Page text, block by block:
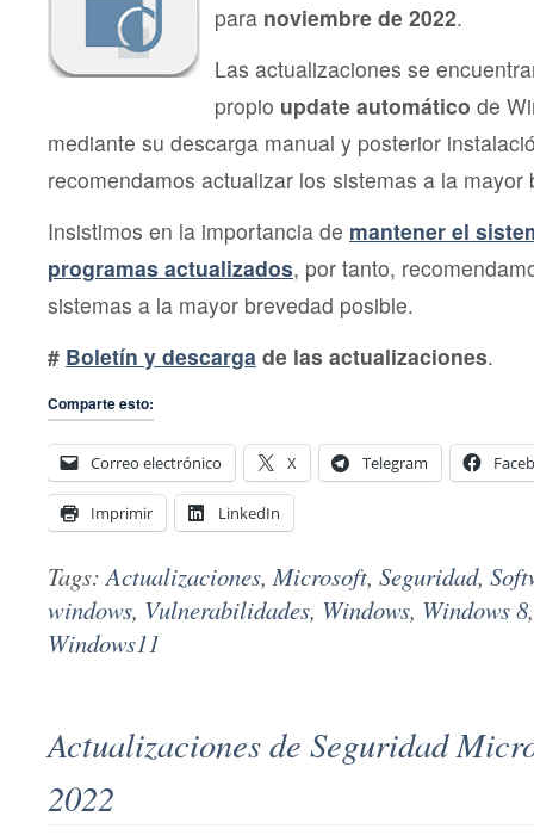
para noviembre de 2022.
Las actualizaciones se
propio update automático de
mediante su descarga manual y posterior
recomendamos actualizar los sistemas a la mayor
Insistimos en la importancia de mantener el
programas actualizados, por tanto,
sistemas a la mayor brevedad posible.
# Boletín y descarga de las actualizaciones.
Comparte esto:
Correo electrónico X Telegram
Imprimir LinkedIn
Tags:Actualizaciones,Microsoft, Seguridad,
windows, Vulnerabilidades, Windows, Windows 8
Windows11
Actualizaciones de Seguridad
2022